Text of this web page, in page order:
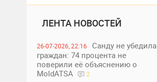
ЛЕНТА НОВОСТЕЙ
26-07-2026, 22:16
Санду не убедила
граждан: 74 процента не
поверили её объяснению о
MoldATSA
2